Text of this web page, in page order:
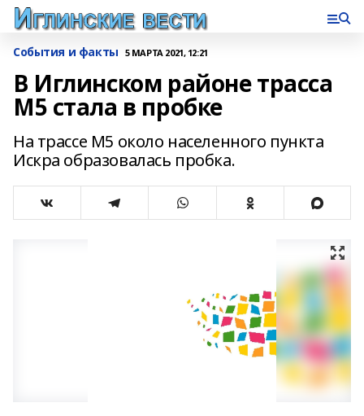
События и факты 5 МАРТА 2021, 12:21
В Иглинском районе трасса
М5 стала в пробке
На трассе М5 около населенного пункта
Искра образовалась пробка.